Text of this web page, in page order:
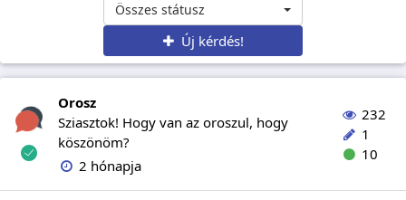
Összes státusz
Új kérdés!
Orosz
Sziasztok! Hogy van az oroszul, hogy
köszönöm?
2 hónapja
232
1
10